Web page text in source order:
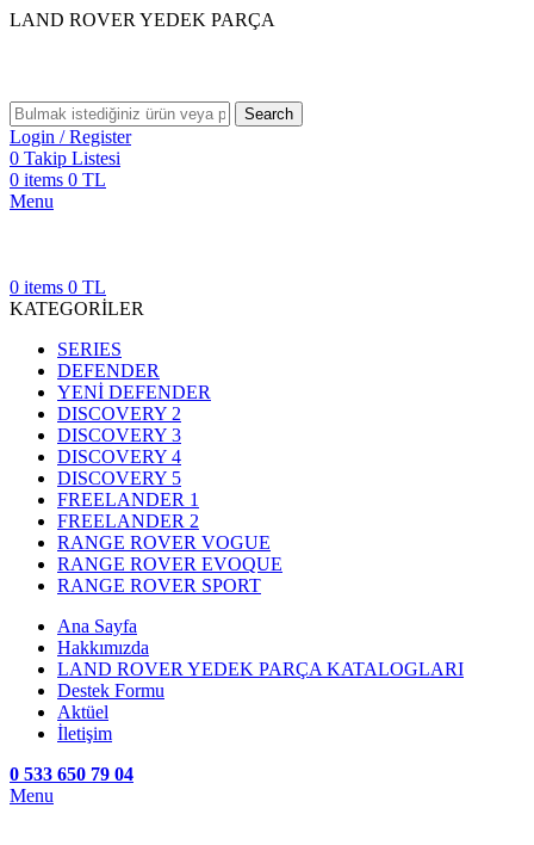
LAND ROVER YEDEK PARÇA
Search
Login / Register
0 Takip Listesi
0 items 0 TL
Menu
0 items 0 TL
KATEGORİLER
SERIES
DEFENDER
YENİ DEFENDER
DISCOVERY 2
DISCOVERY 3
DISCOVERY 4
DISCOVERY 5
FREELANDER 1
FREELANDER 2
RANGE ROVER VOGUE
RANGE ROVER EVOQUE
RANGE ROVER SPORT
Ana Sayfa
Hakkımızda
LAND ROVER YEDEK PARÇA KATALOGLARI
Destek Formu
Aktüel
İletişim
0 533 650 79 04
Menu